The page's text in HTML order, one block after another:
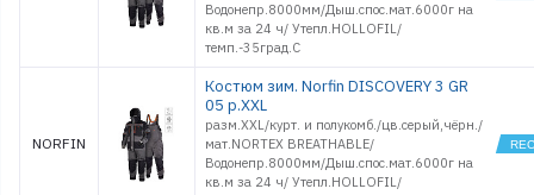
Водонепр.8000мм/Дыш.спос.мат.6000г на
кв.м за 24 ч/ Утепл.HOLLOFIL/
темп.-35град.С
NORFIN
Костюм зим. Norfin DISCOVERY 3 GR
05 р.XXL
разм.XXL/курт. и полукомб./цв.серый,чёрн./
мат.NORTEX BREATHABLE/
Водонепр.8000мм/Дыш.спос.мат.6000г на
кв.м за 24 ч/ Утепл.HOLLOFIL/